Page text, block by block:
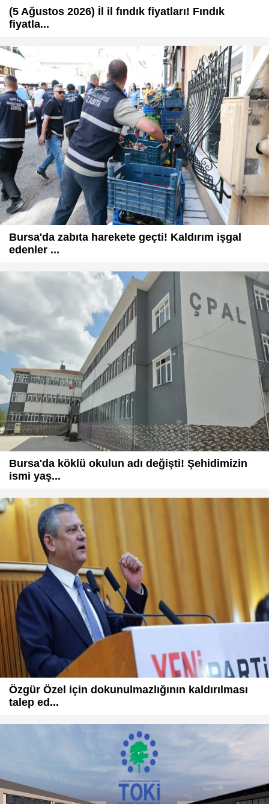
(5 Ağustos 2026) İl il fındık fiyatları! Fındık
fiyatla...
Bursa'da zabıta harekete geçti! Kaldırım işgal
edenler ...
Bursa'da köklü okulun adı değişti! Şehidimizin
ismi yaş...
Özgür Özel için dokunulmazlığının kaldırılması
talep ed...